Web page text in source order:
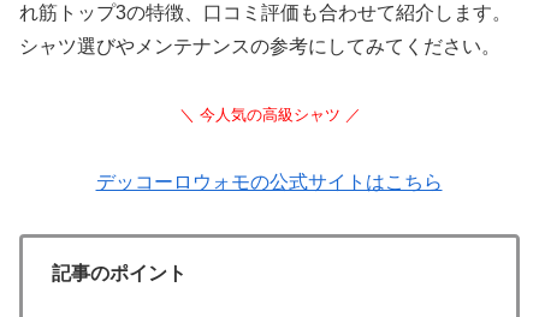
れ筋トップ3の特徴、口コミ評価も合わせて紹介します。
シャツ選びやメンテナンスの参考にしてみてください。
＼ 今人気の高級シャツ ／
デッコーロウォモの公式サイトはこちら
記事のポイント